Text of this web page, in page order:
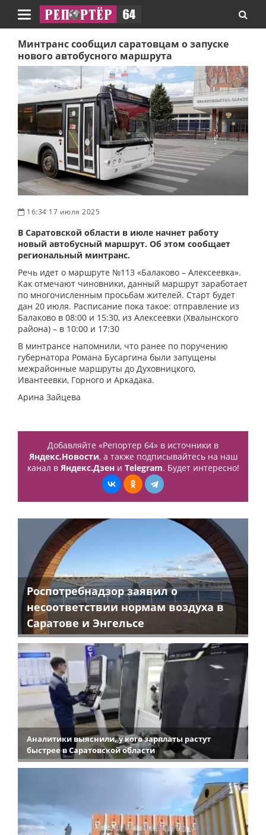
Навигация
Минтранс сообщил саратовцам о запуске
нового автобусного маршрута
16:34 17 июля 2025
В Саратовской области в июле начнет работу
новый автобусный маршрут. Об этом сообщает
региональный минтранс.
Речь идет о маршруте №113 «Балаково – Алексеевка».
Как отмечают чиновники, данный маршрут заработает
по многочисленным просьбам жителей. Старт будет
дан 20 июля. Расписание пока такое: отправление из
Балаково в 08:00 и 15:30, из Алексеевки (Хвалынского
района) – в 10:00 и 17:30
В минтрансе напомнили, что ранее по поручению
губернатора Романа Бусаргина были запущены
межрайонные маршруты до Духовницкого,
Ивантеевки, Горного и Аркадака.
Арина Зайцева
Добавляйте «Репортер 64» в источники в
Яндекс.Новости, а также подписывайтесь на наш
канал в Яндекс.Дзени Telegram. Будет интересно!
Роспотребнадзор заявил о
несоответствии нормам воздуха в
Саратове и Энгельсе
Аналитики выяснили, у кого зарплаты растут
быстрее в Саратовской области